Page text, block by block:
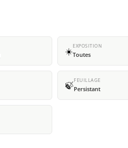
☀️EXPOSITION
Toutes
🍃FEUILLAGE
Persistant